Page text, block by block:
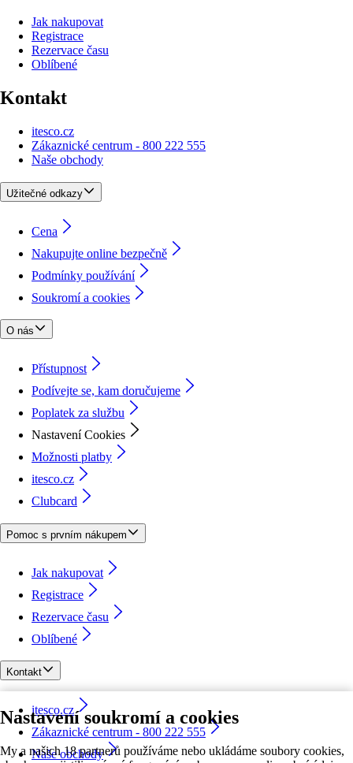
Nastavení soukromí a cookies
My a našich 18 partnerů používáme nebo ukládáme soubory cookies,
Jak nakupovat
Registrace
Rezervace času
Oblíbené
Kontakt
itesco.cz
Zákaznické centrum - 800 222 555
Naše obchody
Užitečné odkazy
Cena
Nakupujte online bezpečně
Podmínky používání
Soukromí a cookies
O nás
Přístupnost
Podívejte se, kam doručujeme
Poplatek za službu
Nastavení Cookies
Možnosti platby
itesco.cz
Clubcard
Pomoc s prvním nákupem
Jak nakupovat
Registrace
Rezervace času
Oblíbené
Kontakt
itesco.cz
Zákaznické centrum - 800 222 555
Naše obchody